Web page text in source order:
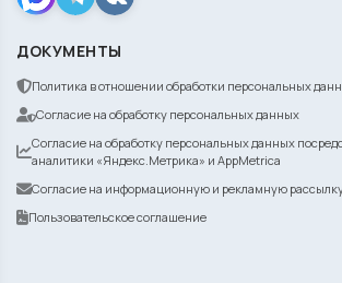
ДОКУМЕНТЫ
Политика в отношении обработки персональных
Согласие на обработку персональных данных
Согласие на обработку персональных данных
аналитики «Яндекс.Метрика» и AppMetrica
Согласие на информационную и рекламную
Пользовательское соглашение